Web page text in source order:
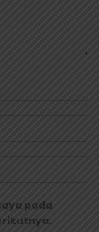
pada